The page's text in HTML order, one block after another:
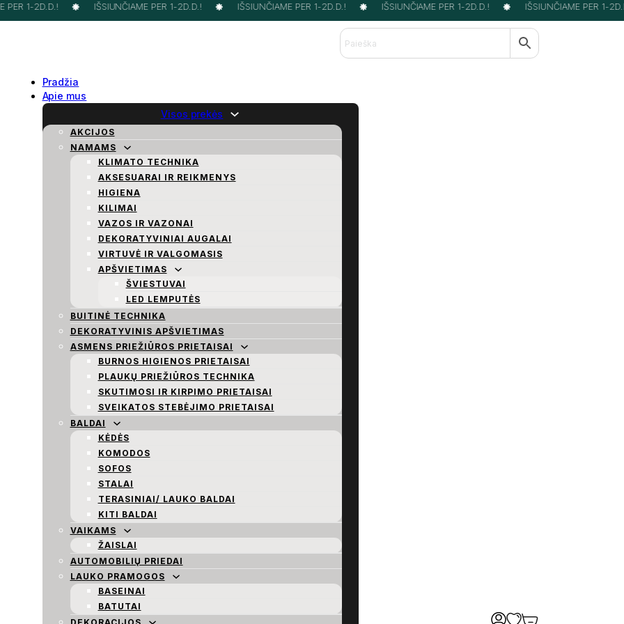
1-2D.D.! IŠSIUNČIAME PER 1-2D.D.! IŠSIUNČIAME PER 1-2D.D.! IŠSIUNČIAME PER 1-2D.D.! IŠSIUNČIAME PER 1-
Pradžia
Apie mus
Visos prekės
AKCIJOS
NAMAMS
KLIMATO TECHNIKA
AKSESUARAI IR REIKMENYS
HIGIENA
KILIMAI
VAZOS IR VAZONAI
DEKORATYVINIAI AUGALAI
VIRTUVĖ IR VALGOMASIS
APŠVIETIMAS
ŠVIESTUVAI
LED LEMPUTĖS
BUITINĖ TECHNIKA
DEKORATYVINIS APŠVIETIMAS
ASMENS PRIEŽIŪROS PRIETAISAI
BURNOS HIGIENOS PRIETAISAI
PLAUKŲ PRIEŽIŪROS TECHNIKA
SKUTIMOSI IR KIRPIMO PRIETAISAI
SVEIKATOS STEBĖJIMO PRIETAISAI
BALDAI
KĖDĖS
KOMODOS
SOFOS
STALAI
TERASINIAI/ LAUKO BALDAI
KITI BALDAI
VAIKAMS
ŽAISLAI
AUTOMOBILIŲ PRIEDAI
LAUKO PRAMOGOS
BASEINAI
BATUTAI